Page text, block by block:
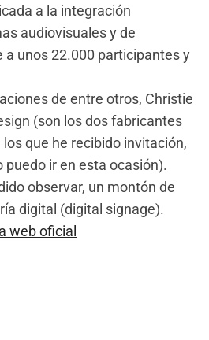
a la integración
audiovisuales y de
a unos 22.000 participantes y
de entre otros, Christie
(son los dos fabricantes
que he recibido invitación,
puedo ir en esta ocasión).
observar, un montón de
digital (digital signage).
web oficial